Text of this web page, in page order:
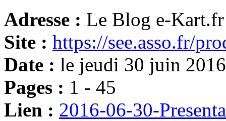
Adresse : Le Blog e-
Site : https://see.asso.fr/
Date : le jeudi 30 juin 2016
Pages : 1 - 45
Lien : 2016-06-30-